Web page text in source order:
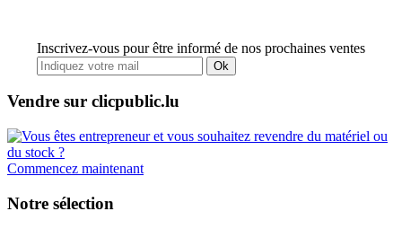
Inscrivez-vous pour être informé de nos prochaines ventes
Ok
Vendre sur clicpublic.lu
Commencez maintenant
Notre sélection